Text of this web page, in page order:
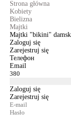
Strona główna
Kobiety
Bielizna
Majtki
Majtki "bikini"
Zaloguj się
Zarejestruj się
Телефон
Email
Zaloguj się
Zarejestruj się